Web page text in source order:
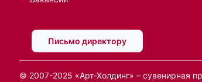
Письмо директору
© 2007-2025 «Арт-Холдинг» – сувенирная